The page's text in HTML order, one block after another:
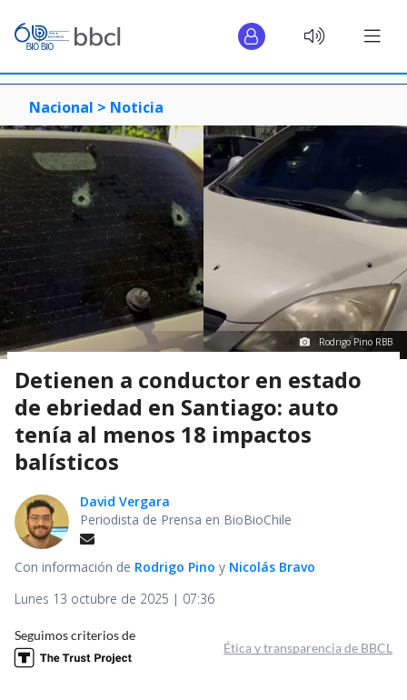
Nacional > Noticia
Rodrigo Pino RBB
Detienen a conductor en estado
de ebriedad en Santiago: auto
tenía al menos 18 impactos
balísticos
David Vergara
Periodista de Prensa en BioBioChile
Con información de Rodrigo Pino y Nicolás Bravo
Lunes 13 octubre de 2025 | 07:36
Seguimos criterios de
Ética y transparencia de BBCL